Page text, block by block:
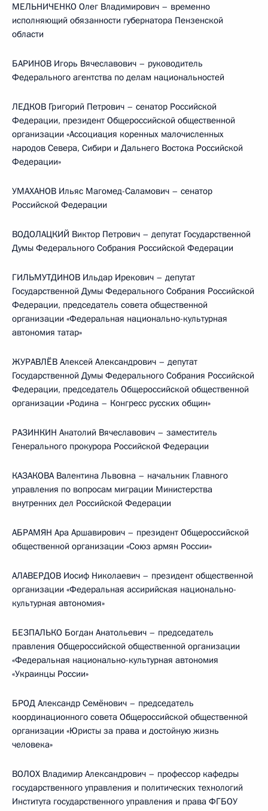
МЕЛЬНИЧЕНКО Олег Владимирович – временно
исполняющий обязанности губернатора Пензенской
области
БАРИНОВ Игорь Вячеславович – руководитель
Федерального агентства по делам национальностей
ЛЕДКОВ Григорий Петрович – сенатор Российской
Федерации, президент Общероссийской общественной
организации «Ассоциация коренных малочисленных
народов Севера, Сибири и Дальнего Востока Российской
Федерации»
УМАХАНОВ Ильяс Магомед-Саламович – сенатор
Российской Федерации
ВОДОЛАЦКИЙ Виктор Петрович – депутат Государственной
Думы Федерального Собрания Российской Федерации
ГИЛЬМУТДИНОВ Ильдар Ирекович – депутат
Государственной Думы Федерального Собрания Российской
Федерации, председатель совета общественной
организации «Федеральная национально-культурная
автономия татар»
ЖУРАВЛЁВ Алексей Александрович – депутат
Государственной Думы Федерального Собрания Российской
Федерации, председатель Общероссийской общественной
организации «Родина – Конгресс русских общин»
РАЗИНКИН Анатолий Вячеславович – заместитель
Генерального прокурора Российской Федерации
КАЗАКОВА Валентина Львовна – начальник Главного
управления по вопросам миграции Министерства
внутренних дел Российской Федерации
АБРАМЯН Ара Аршавирович – президент Общероссийской
общественной организации «Союз армян России»
АЛАВЕРДОВ Иосиф Николаевич – президент общественной
организации «Федеральная ассирийская национально-
культурная автономия»
БЕЗПАЛЬКО Богдан Анатольевич – председатель
правления Общероссийской общественной организации
«Федеральная национально-культурная автономия
«Украинцы России»
БРОД Александр Семёнович – председатель
координационного совета Общероссийской общественной
организации «Юристы за права и достойную жизнь
человека»
ВОЛОХ Владимир Александрович – профессор кафедры
государственного управления и политических технологий
Института государственного управления и права ФГБОУ